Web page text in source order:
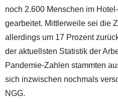
noch 2.600 Menschen im
gearbeitet. Mittlerweile sei die
allerdings um 17 Prozent
der aktuellsten Statistik der
Pandemie-Zahlen stammten
sich inzwischen nochmals
NGG.